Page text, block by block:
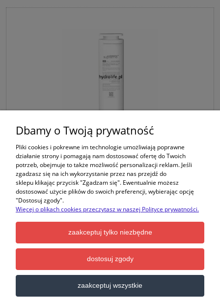
CLV-RO-1200GPD MEMBRANA RO DO SYSTEMU
SUPREME CLEVER RO 1200GPD.
POLAQUA GROUP
do koszyka
Dbamy o Twoją prywatność
Pliki cookies i pokrewne im technologie umożliwiają poprawne
działanie strony i pomagają nam dostosować ofertę do Twoich
potrzeb, obejmuje to także możliwość personalizacji reklam. Jeśli
zgadzasz się na ich wykorzystanie przez nas przejdź do
sklepu klikając przycisk "Zgadzam się". Ewentualnie możesz
dostosować użycie plików do swoich preferencji, wybierając opcję
"Dostosuj zgody".
Więcej o plikach cookies przeczytasz w naszej Polityce prywatności.
zaakceptuj tylko niezbędne
dostosuj zgody
zaakceptuj wszystkie